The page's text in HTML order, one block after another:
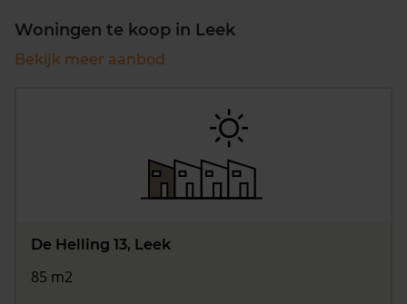
Woningen te koop in Leek
Bekijk meer aanbod
De Helling 13, Leek
85 m2